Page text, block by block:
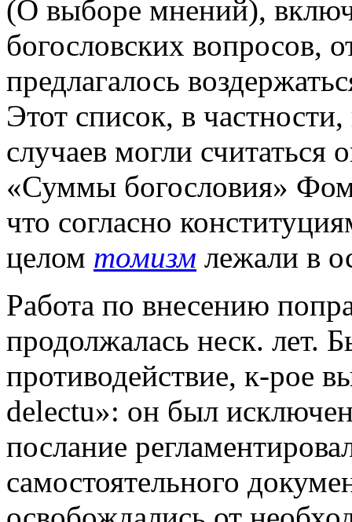
(О выборе мнений),
богословских вопросов,
предлагалось
Этот список, в
случаев могли считаться
«Суммы богословия»
что согласно
целом томизм лежали в
Работа по внесению
продолжалась неск. лет.
противодействие, к-рое
delectu»: он был
послание
самостоятельного